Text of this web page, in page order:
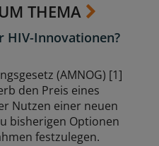
THEMA
HIV-Innovationen?
(AMNOG) [1]
den Preis eines
Nutzen einer neuen
bisherigen Optionen
festzulegen.